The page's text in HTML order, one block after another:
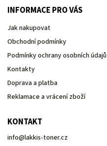
INFORMACE PRO VÁS
Jak nakupovat
Obchodní podmínky
Podmínky ochrany osobních údajů
Kontakty
Doprava a platba
Reklamace a vrácení zboží
KONTAKT
info@lakkis-toner.cz